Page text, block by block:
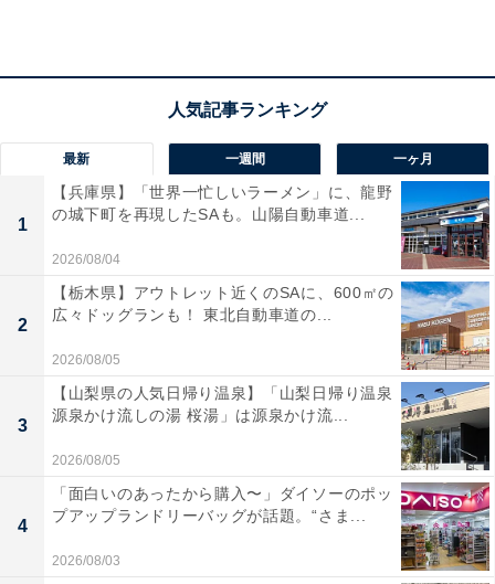
料金
駐車場：入庫から30分は無料 / 最大料金600円
※30分100円（8:00〜20:00）/ 1時間100円（20:00〜
8:00）・137台
あわせて読みたい
【大阪府】3公園すべて入園・入場無料！ “新
幹線スポット”から人気の芝すべりまで…1日
遊べる公園3選
最新 一週間 一ヶ月
1
【兵庫県】「世界一忙しいラーメン」に、龍野
の城下町を再現したSAも。山陽自動車道...
2026/08/04
2
【栃木県】アウトレット近くのSAに、600㎡の
広々ドッグランも！ 東北自動車道の...
2026/08/05
3
【山梨県の人気日帰り温泉】「山梨日帰り温泉
源泉かけ流しの湯 桜湯」は源泉かけ流...
2026/08/05
4
「面白いのあったから購入〜」ダイソーのポッ
プアップランドリーバッグが話題。“さま...
2026/08/03